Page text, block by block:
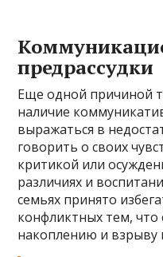
предрассудки
Еще одной причиной
наличие
выражаться в
говорить о своих
критикой или
различиях и
семьях принято
конфликтных тем,
накоплению и